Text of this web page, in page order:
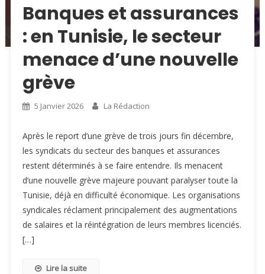
Banques et assurances
: en Tunisie, le secteur
menace d’une nouvelle
grève
5 Janvier 2026 La Rédaction
Après le report d’une grève de trois jours fin décembre,
les syndicats du secteur des banques et assurances
restent déterminés à se faire entendre. Ils menacent
d’une nouvelle grève majeure pouvant paralyser toute la
Tunisie, déjà en difficulté économique. Les organisations
syndicales réclament principalement des augmentations
de salaires et la réintégration de leurs membres licenciés.
[…]
Lire la suite